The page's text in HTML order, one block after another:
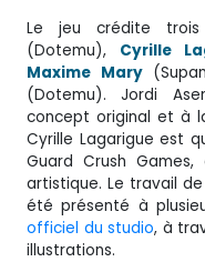
Le jeu crédite
(Dotemu), Cyrille
Maxime Mary
(Dotemu). Jordi
concept original et à
Cyrille Lagarigue est
Guard Crush
artistique. Le travail
été présenté à
officiel du studio, à
illustrations.